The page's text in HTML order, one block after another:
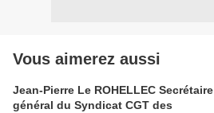
Vous aimerez aussi
Jean-Pierre Le ROHELLEC Secrétaire
général du Syndicat CGT des